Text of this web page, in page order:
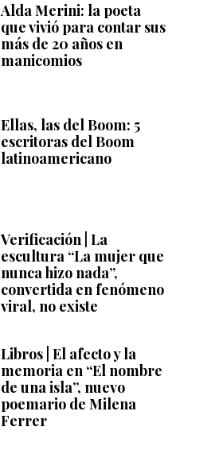
Alda Merini: la poeta
que vivió para contar sus
más de 20 años en
manicomios
Ellas, las del Boom: 5
escritoras del Boom
latinoamericano
Verificación | La
escultura “La mujer que
nunca hizo nada”,
convertida en fenómeno
viral, no existe
Libros | El afecto y la
memoria en “El nombre
de una isla”, nuevo
poemario de Milena
Ferrer